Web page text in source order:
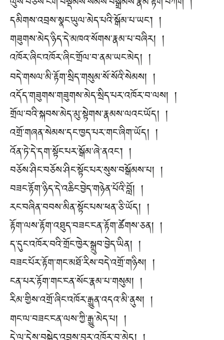
དམིགས་འབྲས་སྣང་ཡུལ་མེད་པའི་སྒོམ་པ་ཡང༌། །
གཟུགས་མེད་ཉིད་དེ་མཁའ་སོགས་རྣམ་པ་བཞིར། །
འཁོར་ཞིང་འཁོར་ཞིང་གྲོལ་བ་ནམ་ཡང་མེད། །
བདེ་གསལ་མི་རྟོག་སྲིད་གསུམ་སོ་སོའི་སེམས། །
འདོད་གཟུགས་གཟུགས་མེད་སྲིད་པར་འཁོར་བ་ལས། །
གྲོལ་བའི་སྐབས་མེད་མུ་སྟེགས་རྣམས་ལའང་ཡོད། །
འགྲོ་གཞན་སེམས་དང་ཁྱད་པར་གང་ཞིག་ཡོད། །
འོན་ཏེ་དེ་དག་སྟོང་པར་སྒོམ་ཞེ་ནའང༌། །
བཅོས་ཤིང་བཅོས་ཤིང་སྟོང་པར་སུས་བསྒོམས་པ། །
བཟང་རྟོག་ཉིད་དེ་འཆིང་བྱེད་གཉེན་པོའི་བློ། །
རང་བཞིན་བབས་མིན་སྟོང་པས་ཕན་ཅི་ཡོད། །
རྟོག་ལས་རྟོག་འཐུད་བཟང་ངན་རྟོག་ཚོགས་ཅན། །
ད་དུང་འཁོར་བའི་གྲོང་ཁྱེར་སྒྲུབ་བྱེད་ཡིན། །
བཟང་པོར་རྟོག་གང་མཐོ་རིས་བདེ་འགྲོ་གཉིས། །
ངན་པར་རྟོག་གང་ངན་སོང་རྣམ་པ་གསུམ། །
རིམ་གྱིས་འགྲོ་ཞིང་འཁོར་རྒྱུན་འདའ་མི་ནུས། །
གང་ལ་བཟང་ངན་ལས་ཀྱི་རྒྱུ་མེད་པ། །